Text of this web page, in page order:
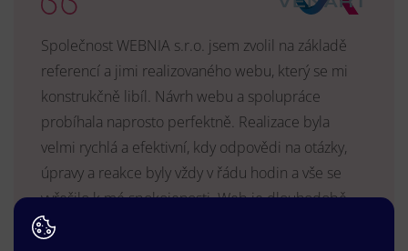
Společnost WEBNIA s.r.o. jsem zvolil na základě
referencí a jimi realizovaného webu, který se mi
konstrukčně libíl. Návrh webu a spolupráce
probíhala naprosto perfektně. Realizace byla
velmi rychlá a efektivní, kdy odpovědi na otázky,
úpravy a reakce byly vždy v řádu hodin a vše se
vyřešilo k mé spokojenosti. Web je dlouhodobě
vyhovující, stabilní, průběžně upravován a podílí se